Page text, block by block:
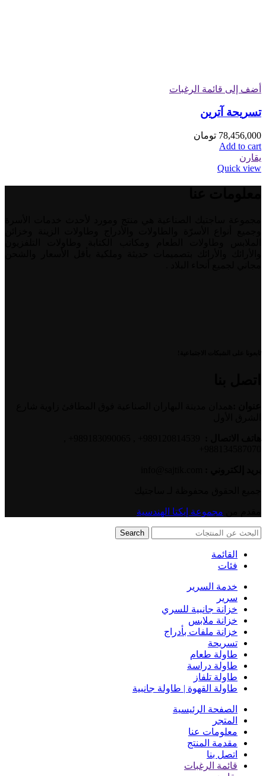
أضف إلى قائمة الرغبات
تسريحة آترین
78,456,000 تومان
Add to cart
يقارن
Quick view
مجموعة إيكتا الهندسية
Search
القائمة
فئات
خدمة السرير
سرير
خزانة جانبية للسري
خزانة ملابس
خزانة ملفات بأدراج
تسريحة
طاولة طعام
طاولة دراسة
طاولة تلفاز
طاولة القهوة | طاولة جانبية
الصفحة الرئيسية
المتجر
معلومات عنا
مقدمة المنتج
اتصل بنا
قائمة الرغبات